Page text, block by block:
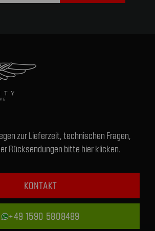
zur Lieferzeit, technischen Fragen,
Rücksendungen bitte hier klicken.
KONTAKT
+49 1590 5808489